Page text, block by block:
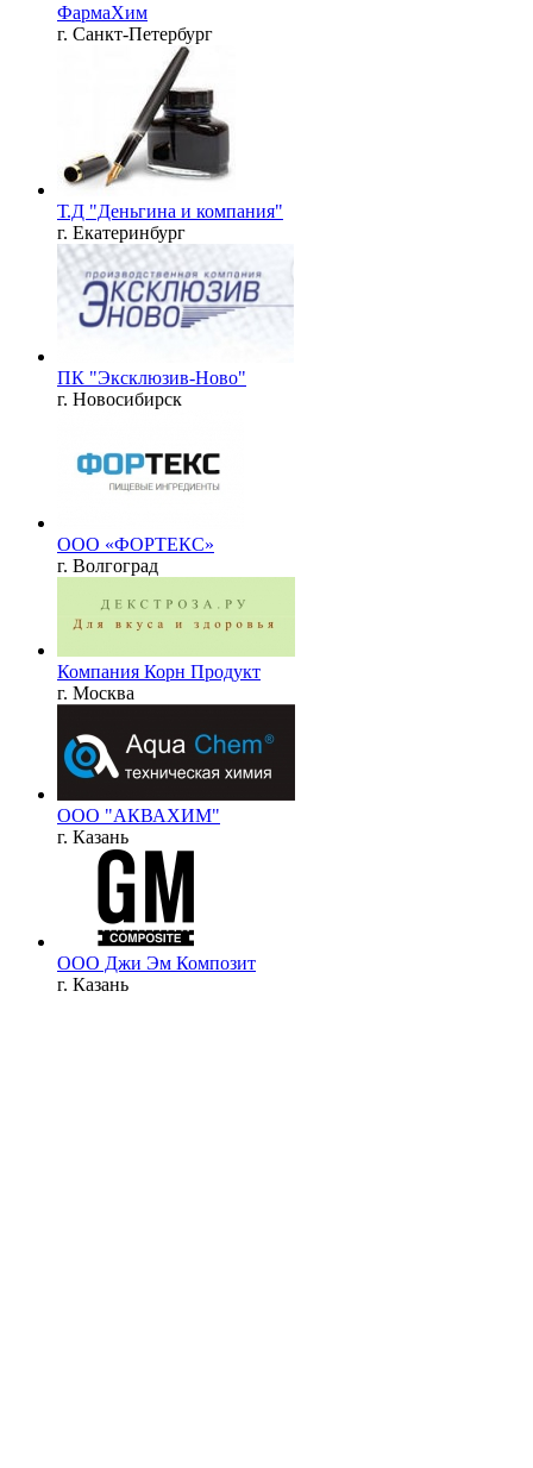
ФармаХим
г. Санкт-Петербург
Т.Д "Деньгина и компания"
г. Екатеринбург
ПК "Эксклюзив-Ново"
г. Новосибирск
ООО «ФОРТЕКС»
г. Волгоград
Компания Корн Продукт
г. Москва
ООО "АКВАХИМ"
г. Казань
ООО Джи Эм Композит
г. Казань